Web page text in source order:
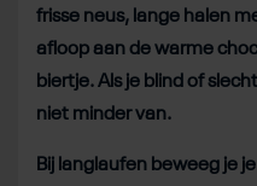
frisse neus, lange halen
afloop aan de warme
biertje. Als je blind of
niet minder van.
Bij langlaufen beweeg je